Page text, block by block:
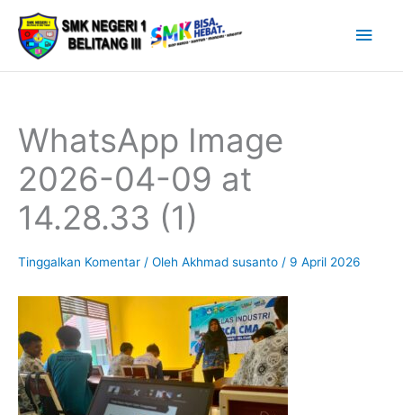
Lewati
konten
WhatsApp Image
2026-04-09 at
14.28.33 (1)
Tinggalkan Komentar / Oleh Akhmad susanto / 9 April 2026